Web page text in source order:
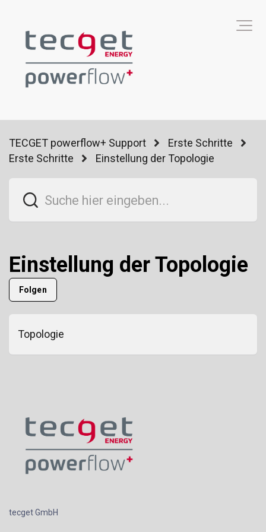
TECGET powerflow+ Support
Erste Schritte
Erste Schritte
Einstellung der Topologie
Einstellung der Topologie
Folgen
Topologie
tecget GmbH